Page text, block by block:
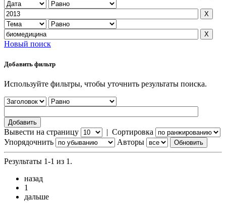
Новый поиск
Добавить фильтр
Используйте фильтры, чтобы уточнить результаты поиска.
Вывести на страницу | Сортировка
Упорядочнить
Авторы
Результаты 1-1 из 1.
назад
1
дальше